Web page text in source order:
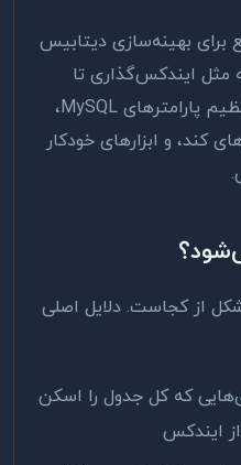
برای بهینه‌سازی دیتابیس
مثل ایندکس‌گذاری تا
تکنیک‌های پیشرفته‌تر مثل تنظیم پارامترهای MySQL،
کند، و ابزارهای خودکار
از کجاست. دلایل اصلی
که کل جدول را اسکن
ایندکس